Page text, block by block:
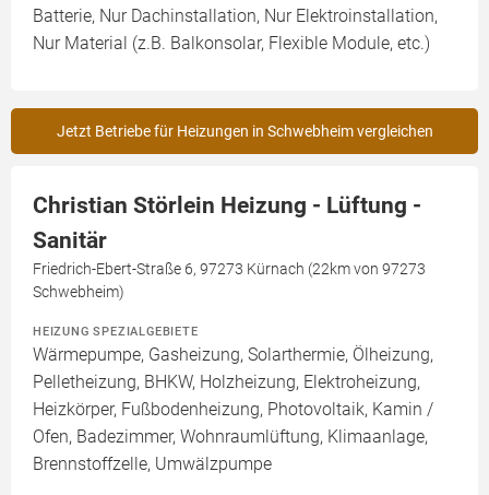
Batterie, Nur Dachinstallation, Nur Elektroinstallation,
Nur Material (z.B. Balkonsolar, Flexible Module, etc.)
Jetzt Betriebe für Heizungen in Schwebheim vergleichen
Christian Störlein Heizung - Lüftung -
Sanitär
Friedrich-Ebert-Straße 6, 97273 Kürnach (22km von 97273
Schwebheim)
HEIZUNG SPEZIALGEBIETE
Wärmepumpe, Gasheizung, Solarthermie, Ölheizung,
Pelletheizung, BHKW, Holzheizung, Elektroheizung,
Heizkörper, Fußbodenheizung, Photovoltaik, Kamin /
Ofen, Badezimmer, Wohnraumlüftung, Klimaanlage,
Brennstoffzelle, Umwälzpumpe